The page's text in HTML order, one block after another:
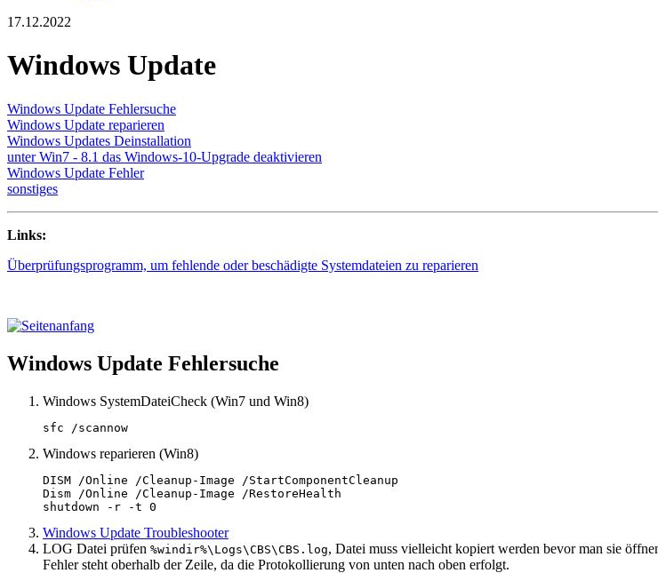
17.12.2022
Windows Update
Windows Update Fehlersuche
Windows Update reparieren
Windows Updates Deinstallation
unter Win7 - 8.1 das Windows-10-Upgrade deaktivieren
Windows Update Fehler
sonstiges
Links:
Überprüfungsprogramm, um fehlende oder beschädigte Systemdateien zu reparieren
Windows Update Fehlersuche
Windows SystemDateiCheck (Win7 und Win8)
sfc /scannow
Windows reparieren (Win8)
DISM /Online /Cleanup-Image /StartComponentCleanup
Dism /Online /Cleanup-Image /RestoreHealth
shutdown -r -t 0
Windows Update Troubleshooter
LOG Datei prüfen %windir%\Logs\CBS\CBS.log, Datei muss vielleicht kopiert werden bevor man sie
Fehler steht oberhalb der Zeile, da die Protokollierung von unten nach oben erfolgt.